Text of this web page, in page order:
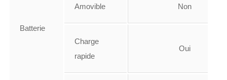
Batterie
Amovible Non
Charge
rapide
Oui